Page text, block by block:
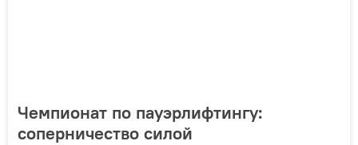
Чемпионат по пауэрлифтингу:
соперничество силой